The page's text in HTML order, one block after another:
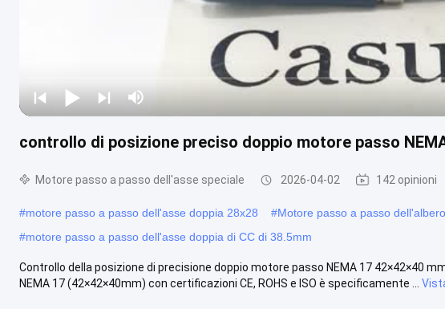
controllo di posizione preciso doppio motore passo NEMA
Motore passo a passo dell'asse speciale 2026-04-02 142 opinioni
#motore passo a passo dell'asse doppia 28x28 #Motore passo a passo
#motore passo a passo dell'asse doppia di CC di 38.5mm
Controllo della posizione di precisione doppio motore passo NEMA 17 42×42×40
NEMA 17 (42×42×40mm) con certificazioni CE, ROHS e ISO è specificamente ...